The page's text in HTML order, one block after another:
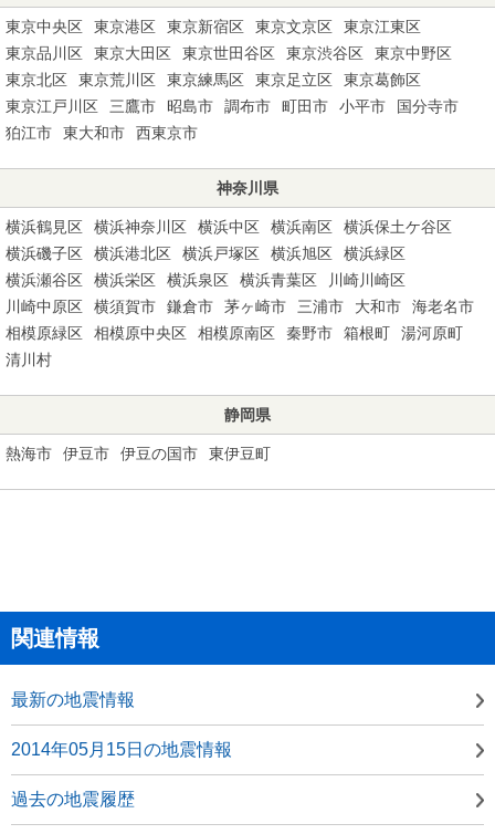
東京中央区 東京港区 東京新宿区 東京文京区
東京江東区
東京品川区
東京大田区 東京世田谷区 東京渋谷区
東京中野区
東京北区
東京荒川区 東京練馬区 東京足立区
東京葛飾区
東京江戸川区
三鷹市 昭島市 調布市 町田市 小平市
国分寺市
狛江市
東大和市 西東京市
神奈川県
横浜鶴見区 横浜神奈川区 横浜中区 横浜南区
横浜保土ケ谷区
横浜磯子区
横浜港北区 横浜戸塚区 横浜旭区
横浜緑区
横浜瀬谷区
横浜栄区 横浜泉区 横浜青葉区
川崎川崎区
川崎中原区
横須賀市 鎌倉市 茅ヶ崎市 三浦市 大和市
海老名市
相模原緑区
相模原中央区 相模原南区 秦野市 箱根町
湯河原町
清川村
静岡県
熱海市 伊豆市 伊豆の国市 東伊豆町
関連情報
最新の地震情報
2014年05月15日の地震情報
過去の地震履歴